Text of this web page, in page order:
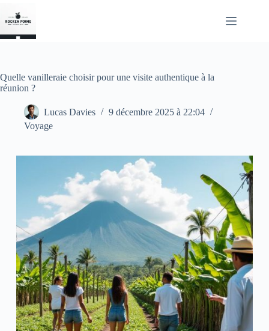
contenu
Quelle vanilleraie choisir pour une visite authentique à la
réunion ?
Lucas Davies
9 décembre 2025 à 22:04
Voyage